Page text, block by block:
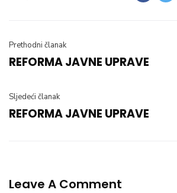
Prethodni članak
REFORMA JAVNE UPRAVE
Sljedeći članak
REFORMA JAVNE UPRAVE
Leave A Comment